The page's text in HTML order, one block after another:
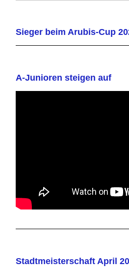
Sieger beim Arubis-Cup
A-Junioren steigen auf
Stadtmeisterschaft April